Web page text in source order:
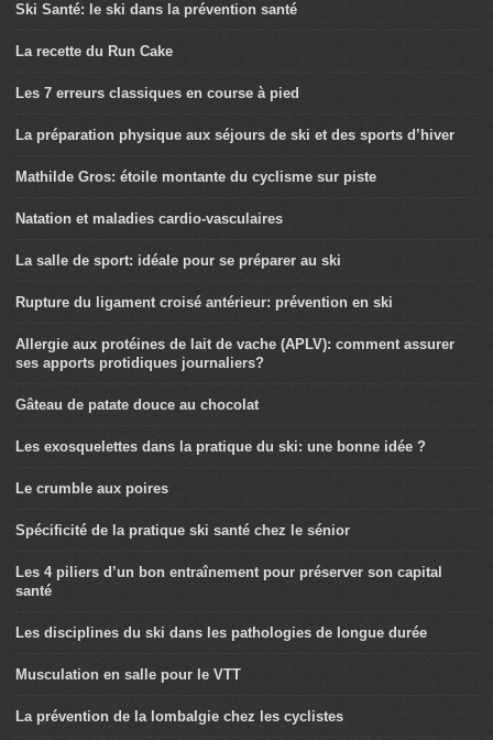
Ski Santé: le ski dans la prévention santé
La recette du Run Cake
Les 7 erreurs classiques en course à pied
La préparation physique aux séjours de ski et des sports d’hiver
Mathilde Gros: étoile montante du cyclisme sur piste
Natation et maladies cardio-vasculaires
La salle de sport: idéale pour se préparer au ski
Rupture du ligament croisé antérieur: prévention en ski
Allergie aux protéines de lait de vache (APLV): comment assurer
ses apports protidiques journaliers?
Gâteau de patate douce au chocolat
Les exosquelettes dans la pratique du ski: une bonne idée ?
Le crumble aux poires
Spécificité de la pratique ski santé chez le sénior
Les 4 piliers d’un bon entraînement pour préserver son capital
santé
Les disciplines du ski dans les pathologies de longue durée
Musculation en salle pour le VTT
La prévention de la lombalgie chez les cyclistes